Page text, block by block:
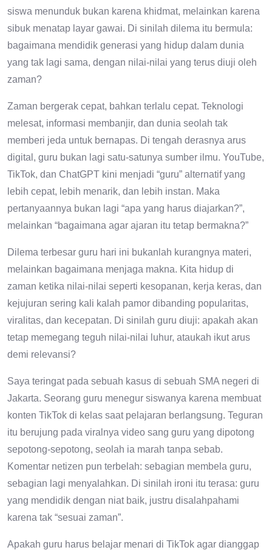
siswa menunduk bukan karena khidmat, melainkan karena
sibuk menatap layar gawai. Di sinilah dilema itu bermula:
bagaimana mendidik generasi yang hidup dalam dunia
yang tak lagi sama, dengan nilai-nilai yang terus diuji oleh
zaman?
Zaman bergerak cepat, bahkan terlalu cepat. Teknologi
melesat, informasi membanjir, dan dunia seolah tak
memberi jeda untuk bernapas. Di tengah derasnya arus
digital, guru bukan lagi satu-satunya sumber ilmu. YouTube,
TikTok, dan ChatGPT kini menjadi “guru” alternatif yang
lebih cepat, lebih menarik, dan lebih instan. Maka
pertanyaannya bukan lagi “apa yang harus diajarkan?”,
melainkan “bagaimana agar ajaran itu tetap bermakna?”
Dilema terbesar guru hari ini bukanlah kurangnya materi,
melainkan bagaimana menjaga makna. Kita hidup di
zaman ketika nilai-nilai seperti kesopanan, kerja keras, dan
kejujuran sering kali kalah pamor dibanding popularitas,
viralitas, dan kecepatan. Di sinilah guru diuji: apakah akan
tetap memegang teguh nilai-nilai luhur, ataukah ikut arus
demi relevansi?
Saya teringat pada sebuah kasus di sebuah SMA negeri di
Jakarta. Seorang guru menegur siswanya karena membuat
konten TikTok di kelas saat pelajaran berlangsung. Teguran
itu berujung pada viralnya video sang guru yang dipotong
sepotong-sepotong, seolah ia marah tanpa sebab.
Komentar netizen pun terbelah: sebagian membela guru,
sebagian lagi menyalahkan. Di sinilah ironi itu terasa: guru
yang mendidik dengan niat baik, justru disalahpahami
karena tak “sesuai zaman”.
Apakah guru harus belajar menari di TikTok agar dianggap